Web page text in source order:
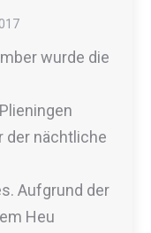
wurde die
der nächtliche
Aufgrund der
Heu